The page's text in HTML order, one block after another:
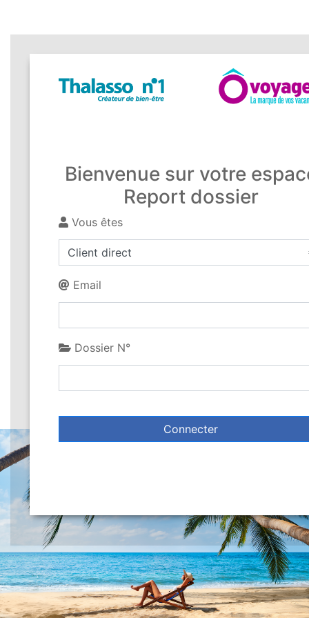
Bienvenue sur votre
Report dossier
Vous êtes
Email
Dossier N°
Connecter